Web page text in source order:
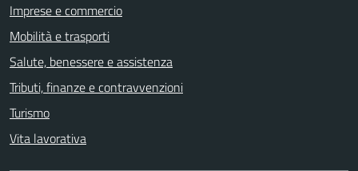
Imprese e commercio
Mobilità e trasporti
Salute, benessere e assistenza
Tributi, finanze e contravvenzioni
Turismo
Vita lavorativa